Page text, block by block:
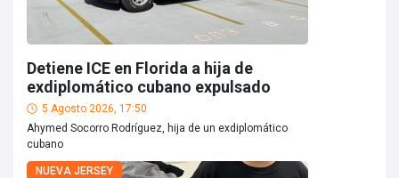
Detiene ICE en Florida a hija de
exdiplomático cubano expulsado
5 Agosto 2026, 17:50
Ahymed Socorro Rodríguez, hija de un exdiplomático
cubano
NUEVA JERSEY